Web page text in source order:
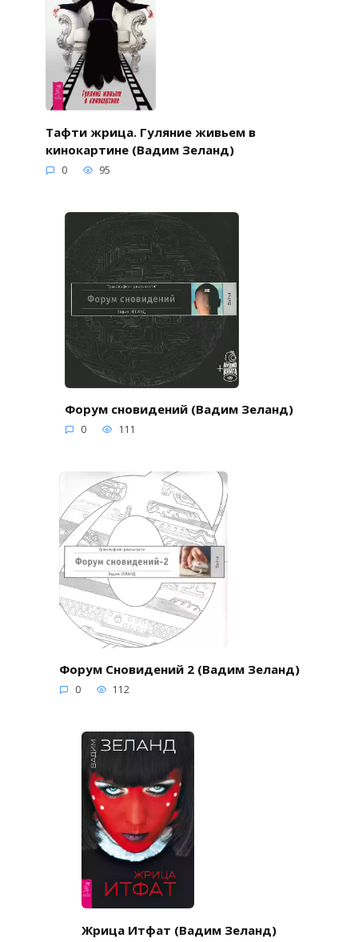
Тафти жрица. Гуляние живьем в
кинокартине (Вадим Зеланд)
0 95
Форум сновидений (Вадим Зеланд)
0 111
Форум Сновидений 2 (Вадим Зеланд)
0 112
Жрица Итфат (Вадим Зеланд)